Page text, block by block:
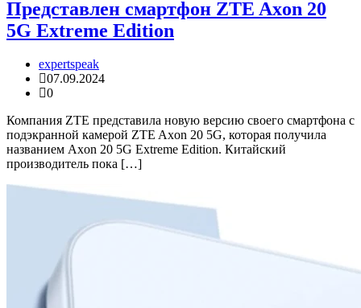
Представлен смартфон ZTE Axon 20
5G Extreme Edition
expertspeak
07.09.2024
0
Компания ZTE представила новую версию своего смартфона с
подэкранной камерой ZTE Axon 20 5G, которая получила
названием Axon 20 5G Extreme Edition. Китайский
производитель пока […]